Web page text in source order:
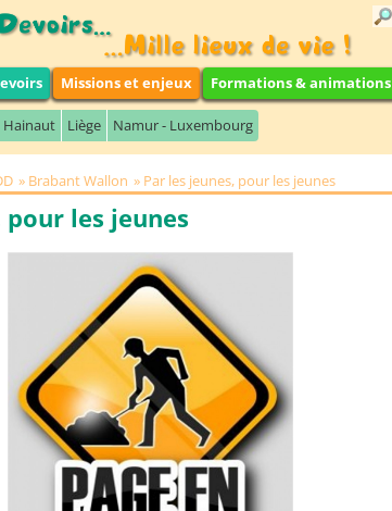
Missions et enjeux Formations & animations
Hainaut Liège Namur - Luxembourg
Brabant Wallon Par les jeunes, pour les jeunes
pour les jeunes